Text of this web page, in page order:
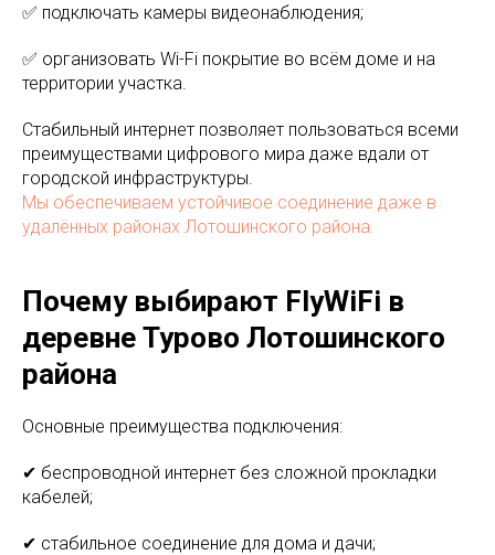
✅ подключать камеры видеонаблюдения;
✅ организовать Wi-Fi покрытие во всём доме и на
территории участка.
Стабильный интернет позволяет пользоваться всеми
преимуществами цифрового мира даже вдали от
городской инфраструктуры.
Мы обеспечиваем устойчивое соединение даже в
удалённых районах Лотошинского района.
Почему выбирают FlyWiFi в
деревне Турово Лотошинского
района
Основные преимущества подключения:
✔ беспроводной интернет без сложной прокладки
кабелей;
✔ стабильное соединение для дома и дачи;